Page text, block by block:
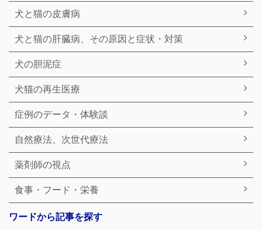
犬と猫の皮膚病
犬と猫の肝臓病、その原因と症状・対策
犬の胆泥症
犬猫の再生医療
症例のデータ・体験談
自然療法、次世代療法
薬剤師の視点
食事・フード・栄養
ワードから記事を探す